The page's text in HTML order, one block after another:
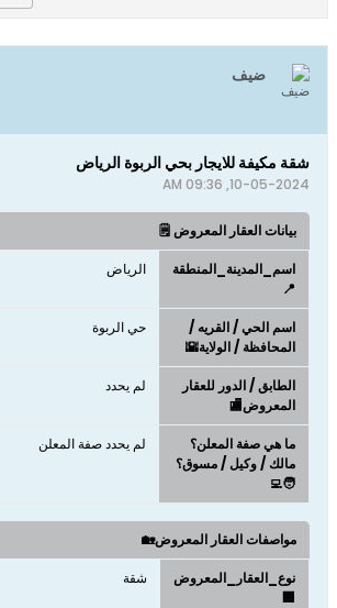
ضيف
شقة مكيفة للايجار بحي الربوة الرياض
10-05-2024, 09:36 AM
بيانات العقار المعروض 🗒️
اسم_المدينة_المنطقة
📍
الرياض
اسم الحي / القريه /
المحافظة / الولاية🌇
حي الربوة
الطابق / الدور للعقار
المعروض🏬
لم يحدد
ما هي صفة المعلن؟
مالك / وكيل / مسوق؟
🧑‍💻
لم يحدد صفة المعلن
مواصفات العقار المعروض🏡
نوع_العقار_المعروض
🏢
شقة